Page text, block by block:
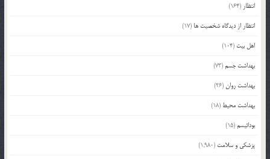
انتظار (164)
انتظار از دیدگاه شخصیت ها (17)
اهل بیت (104)
بهداشت جسم(73)
بهداشت روان(26)
بهداشت محیط (18)
بودائیسم(15)
پزشکی و سلامت (1,980)